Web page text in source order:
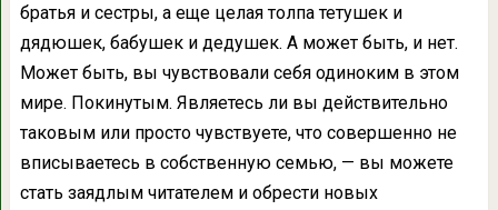
братья и сестры, а еще целая толпа тетушек и
дядюшек, бабушек и дедушек. А может быть, и нет.
Может быть, вы чувствовали себя одиноким в этом
мире. Покинутым. Являетесь ли вы действительно
таковым или просто чувствуете, что совершенно не
вписываетесь в собственную семью, — вы можете
стать заядлым читателем и обрести новых